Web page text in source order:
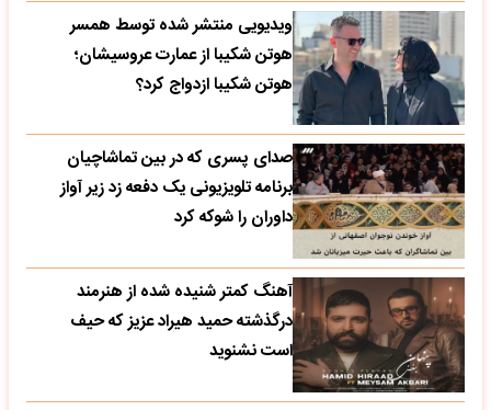
ویدیویی منتشر شده توسط همسر
هوتن شکیبا از عمارت عروسیشان؛
هوتن شکیبا ازدواج کرد؟
صدای پسری که در بین تماشاچیان
برنامه تلویزیونی یک دفعه زد زیر آواز
داوران را شوکه کرد
آهنگ کمتر شنیده شده از هنرمند
درگذشته حمید هیراد عزیز که حیف
است نشنوید